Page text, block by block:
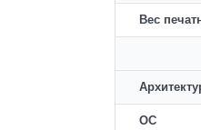
Вес
ОС